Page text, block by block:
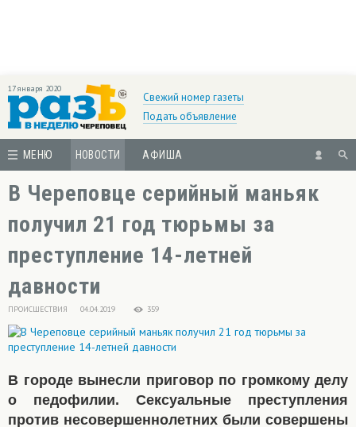
17 января 2020
Свежий номер газеты
Подать объявление
МЕНЮ НОВОСТИ АФИША
В Череповце серийный маньяк
получил 21 год тюрьмы за
преступление 14-летней
давности
ПРОИСШЕСТВИЯ 04.04.2019 359
В городе вынесли приговор по громкому делу
о педофилии. Сексуальные преступления
против несовершеннолетних были совершены